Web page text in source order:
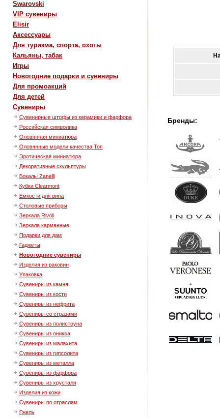
Swarovski
VIP сувениры
Elisir
Аксессуары
Для туризма, спорта, охоты
Кальяны, табак
Игры
Новогодние подарки и сувениры
Для промоакций
Для детей
Сувениры
Сувенирные штофы из керамики и фарфора
Российская символика
Оловянная миниатюра
Оловянные модели качества Топ
Эротическая миниатюра
Декоративные скульптуры
Бокалы Zanelli
Кубки Clearmont
Емкости для вина
Столовые приборы
Зеркала Rivoli
Зеркала карманные
Подарки для дам
Гаджеты
Новогодние сувениры
Изделия из раковин
Упаковка
Сувениры из камня
Сувениры из кости
Сувениры из нефрита
Сувениры со стразами
Сувениры из полистоуна
Сувениры из оникса
Сувениры из малахита
Сувениры из гипсолита
Сувениры из металла
Сувениры из фарфора
Сувениры из хрусталя
Изделия из кожи
Сувениры по отраслям
Гжель
Бренды: